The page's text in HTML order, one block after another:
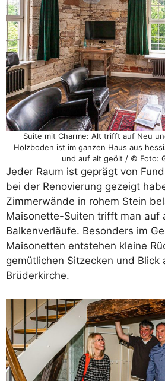
Suite mit Charme: Alt trifft auf Neu
Holzboden ist im ganzen Haus aus
und auf alt geölt / © Foto:
Jeder Raum ist geprägt von
bei der Renovierung gezeigt
Zimmerwände in rohem Stein
Maisonette-Suiten trifft man auf
Balkenverläufe. Besonders im
Maisonetten entstehen kleine
gemütlichen Sitzecken und Blick
Brüderkirche.